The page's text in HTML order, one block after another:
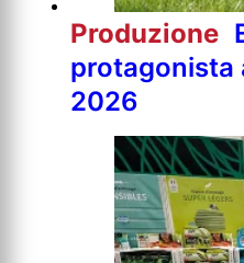
Produzione
protagonista
2026